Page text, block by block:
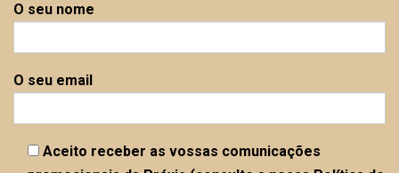
O seu nome
O seu email
Aceito receber as vossas comunicações